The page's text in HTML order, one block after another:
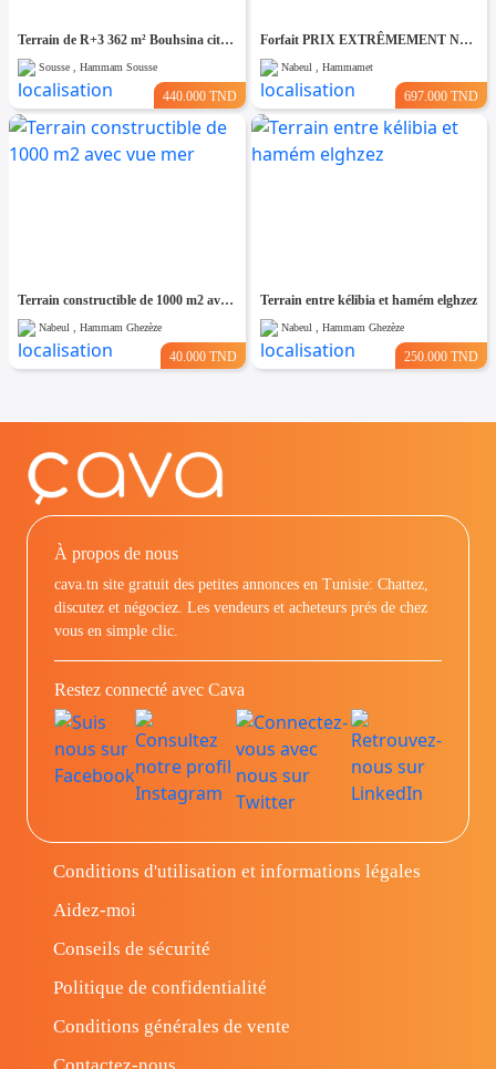
Terrain de R+3 362 m² Bouhsina cité olympique
Sousse , Hammam Sousse
440.000 TND
Forfait PRIX EXTRÊMEMENT NÉGOCIABLE TERRAIN entièrement clôturé à HAMMAMET 8200m²
Nabeul , Hammamet
697.000 TND
Terrain constructible de 1000 m2 avec vue mer
Nabeul , Hammam Ghezèze
40.000 TND
Terrain entre kélibia et hamém elghzez
Nabeul , Hammam Ghezèze
250.000 TND
À propos de nous
cava.tn site gratuit des petites annonces en Tunisie: Chattez,
discutez et négociez. Les vendeurs et acheteurs prés de chez
vous en simple clic.
Restez connecté avec Cava
Conditions d'utilisation et informations légales
Aidez-moi
Conseils de sécurité
Politique de confidentialité
Conditions générales de vente